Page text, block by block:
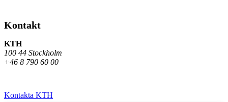
Kontakt
KTH
100 44 Stockholm
+46 8 790 60 00
Kontakta KTH